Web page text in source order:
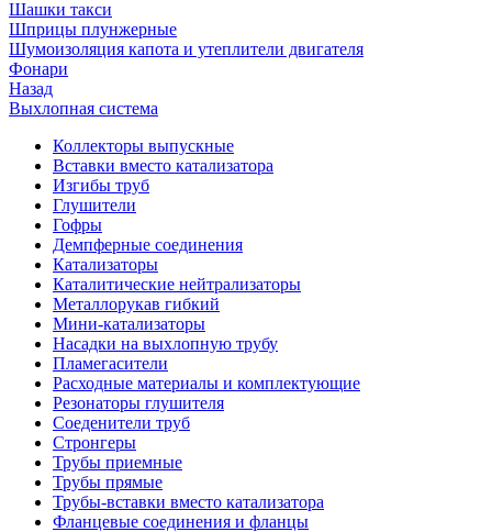
Шашки такси
Шприцы плунжерные
Шумоизоляция капота и утеплители двигателя
Фонари
Назад
Выхлопная система
Коллекторы выпускные
Вставки вместо катализатора
Изгибы труб
Глушители
Гофры
Демпферные соединения
Катализаторы
Каталитические нейтрализаторы
Металлорукав гибкий
Мини-катализаторы
Насадки на выхлопную трубу
Пламегасители
Расходные материалы и комплектующие
Резонаторы глушителя
Соеденители труб
Стронгеры
Трубы приемные
Трубы прямые
Трубы-вставки вместо катализатора
Фланцевые соединения и фланцы